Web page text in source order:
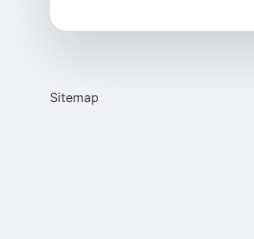
Sitemap